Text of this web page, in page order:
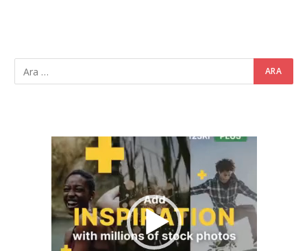
Video
oynatıcı